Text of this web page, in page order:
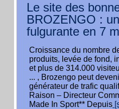
Le site des
BROZENGO :
fulgurante en 7
Croissance du nombre
produits, levée de fond,
et plus de 314.000
... , Brozengo peut
générateur de trafic
Raison – Directeur
Made In Sport** Depuis